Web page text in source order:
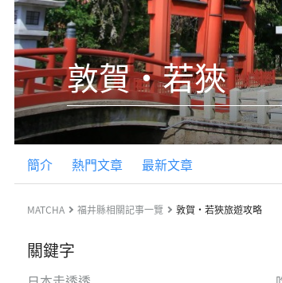
敦賀・若狹
簡介 熱門文章 最新文章
MATCHA 福井縣相關記事一覽 敦賀・若狹旅遊攻略
關鍵字